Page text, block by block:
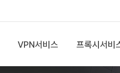
VPN서비스 프록시서비